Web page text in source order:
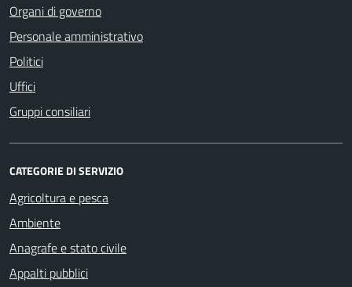
Organi di governo
Personale amministrativo
Politici
Uffici
Gruppi consiliari
CATEGORIE DI SERVIZIO
Agricoltura e pesca
Ambiente
Anagrafe e stato civile
Appalti pubblici